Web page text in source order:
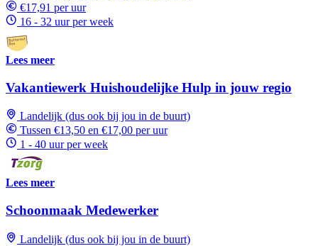
€17,91 per uur
16 - 32 uur per week
Lees meer
Vakantiewerk Huishoudelijke Hulp in jouw regio
Landelijk (dus ook bij jou in de buurt)
Tussen €13,50 en €17,00 per uur
1 - 40 uur per week
Lees meer
Schoonmaak Medewerker
Landelijk (dus ook bij jou in de buurt)